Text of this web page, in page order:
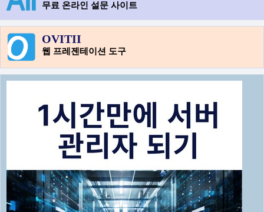
무료 온라인 설문 사이트
OVITII
웹 프레젠테이션 도구